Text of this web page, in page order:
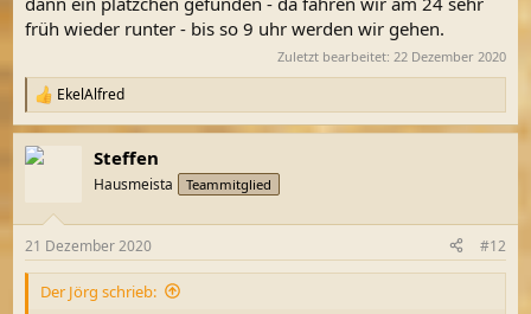
früh wieder runter - bis so 9 uhr werden wir gehen.
Zuletzt bearbeitet: 22 Dezember 2020
R
e
a
k
e
n
EkelAlfred
Steffen
Hausmeista Teammitglied
21 Dezember 2020 #12
Der Jörg schrieb: